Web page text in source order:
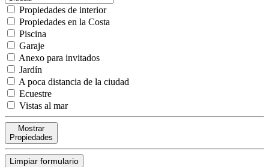
Propiedades de interior
Propiedades en la Costa
Piscina
Garaje
Anexo para invitados
Jardín
A poca distancia de la ciudad
Ecuestre
Vistas al mar
Mostrar
Propiedades
Limpiar formulario